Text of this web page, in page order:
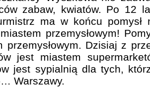
zabaw, kwiatów. Po 12
ma w końcu pomysł
przemysłowym!
przemysłowym. Dzisiaj z
jest miastem
jest sypialnią dla tych,
Warszawy.